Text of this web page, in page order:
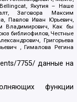
Якутия – Наше
Заговора Максим
Павлов Иван Юрьевич,
Владимирович, Как бы
библиофилов, Честные
Григорьева
, Гималова Регина
7755/ данные на
функции